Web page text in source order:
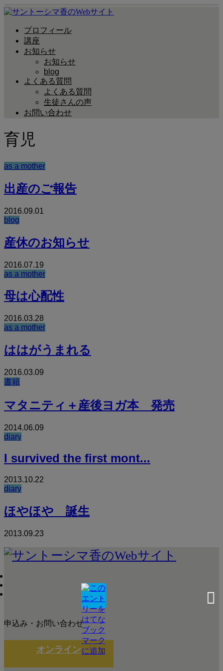
プロフィール
講座
お知らせ
お知らせ
blog
よくある質問
よくある質問
生徒さんの声
お問い合わせ
育児
as a mother
出産のご報告
2016.09.01
blog
産休のお知らせ
2016.07.19
as a mother
母は心配性
2016.03.28
as a mother
ははがうまれる
2016.03.09
書籍
マタニティ＋産後ヨガ本 発売
2014.06.09
diary
I survived the first mont...
2013.10.22
diary
ほやほや 誕生
2013.09.23
申込み・お問い合わせ
オンライン